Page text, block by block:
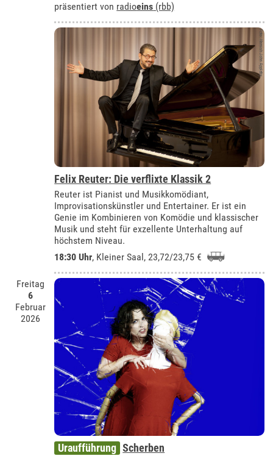
präsentiert von radioeins (rbb)
Felix Reuter: Die verflixte Klassik 2
Reuter ist Pianist und Musikkomödiant,
Improvisationskünstler und Entertainer. Er ist ein
Genie im Kombinieren von Komödie und klassischer
Musik und steht für exzellente Unterhaltung auf
höchstem Niveau.
18:30 Uhr, Kleiner Saal , 23,72/23,75 €
Freitag
6
Februar
2026
Uraufführung Scherben